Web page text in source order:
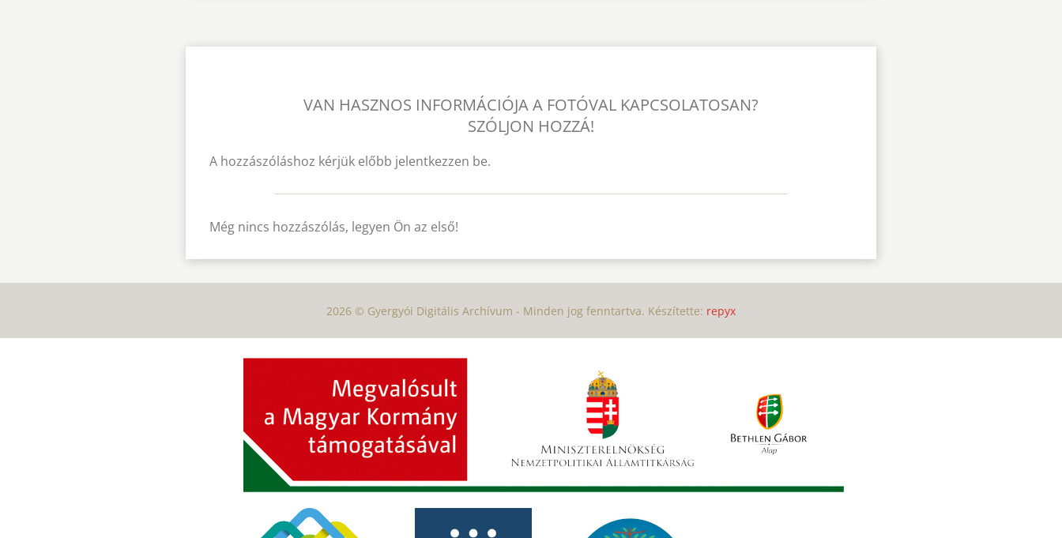
VAN HASZNOS INFORMÁCIÓJA A FOTÓVAL KAPCSOLATOSAN?
SZÓLJON HOZZÁ!
A hozzászóláshoz kérjük előbb jelentkezzen be.
Még nincs hozzászólás, legyen Ön az első!
2026 © Gyergyói Digitális Archívum - Minden jog fenntartva. Készítette: repyx